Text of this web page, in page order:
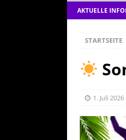
AKTUELLE
STARTSEITE
1. Juli 2026